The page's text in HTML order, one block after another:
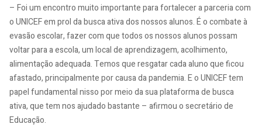
– Foi um encontro muito importante para fortalecer a parceria com
o UNICEF em prol da busca ativa dos nossos alunos. É o combate à
evasão escolar, fazer com que todos os nossos alunos possam
voltar para a escola, um local de aprendizagem, acolhimento,
alimentação adequada. Temos que resgatar cada aluno que ficou
afastado, principalmente por causa da pandemia. E o UNICEF tem
papel fundamental nisso por meio da sua plataforma de busca
ativa, que tem nos ajudado bastante – afirmou o secretário de
Educação.